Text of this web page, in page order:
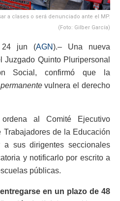
a clases o será denunciado ante el MP.
(Foto: Gilber García)
24 jun (AGN).– Una nueva
Juzgado Quinto Pluripersonal
Social, confirmó que la
vulnera el derecho
al Comité Ejecutivo
de la Educación
sus dirigentes seccionales
y notificarlo por escrito a
públicas.
entregarse en un plazo de 48